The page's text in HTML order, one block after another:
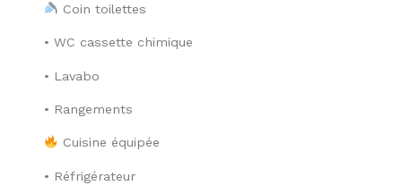
Coin toilettes
• WC cassette chimique
• Lavabo
• Rangements
Cuisine équipée
• Réfrigérateur